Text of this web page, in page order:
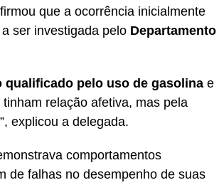
que a ocorrência inicialmente
ser investigada pelo Departamento
qualificado pelo uso de gasolina e
relação afetiva, mas pela
”, explicou a delegada.
comportamentos
de falhas no desempenho de suas